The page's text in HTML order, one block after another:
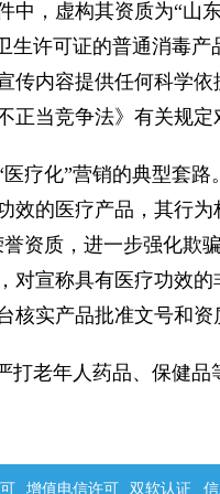
中，虚构其资质为“山
生许可证的普通消毒
传内容提供任何科学
当竞争法》有关规定
化”营销的典型套路
效的医疗产品，其行
资质，进一步强化欺
对宣称具有医疗功效
实产品批准文号和资
打老年人药品、保健
增值电信许可 双软认证